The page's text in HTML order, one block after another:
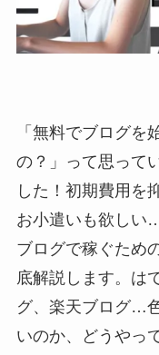
「無料でブログを
の？」って思って
した！初期費用を
お小遣いも欲しい
ブログで稼ぐため
底解説します。は
グ、楽天ブログ…
いのか、どうやっ